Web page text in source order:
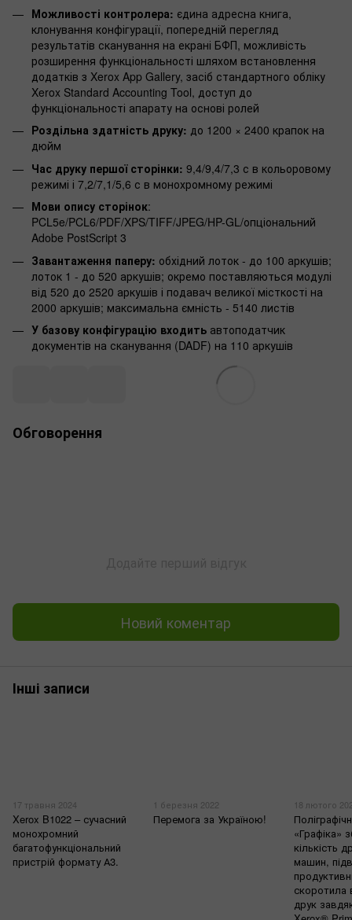
Можливості контролера: єдина адресна книга,
клонування конфігурації, попередній перегляд
результатів сканування на екрані БФП, можливість
розширення функціональності шляхом встановлення
додатків з Xerox App Gallery, засіб стандартного обліку
Xerox Standard Accounting Tool, доступ до
функціональності апарату на основі ролей
Роздільна здатність друку: до 1200 × 2400 крапок на
дюйм
Час друку першої сторінки: 9,4/9,4/7,3 с в кольоровому
режимі і 7,2/7,1/5,6 с в монохромному режимі
Мови опису сторінок:
PCL5e/PCL6/PDF/XPS/TIFF/JPEG/HP-GL/опціональний
Adobe PostScript 3
Завантаження паперу: обхідний лоток - до 100 аркушів;
лоток 1 - до 520 аркушів; окремо поставляються модулі
від 520 до 2520 аркушів і подавач великої місткості на
2000 аркушів; максимальна ємність - 5140 листів
У базову конфігурацію входить автоподатчик
документів на сканування (DADF) на 110 аркушів
Обговорення
Новий коментар
Інші записи
17 травня 2024
Xerox B1022 – сучасний
монохромний
багатофункціональний
пристрій формату А3.
1 березня 2022
Перемога за Україною!
18 лютого
«Графіка»
кількість
машин,
скоротила
друк